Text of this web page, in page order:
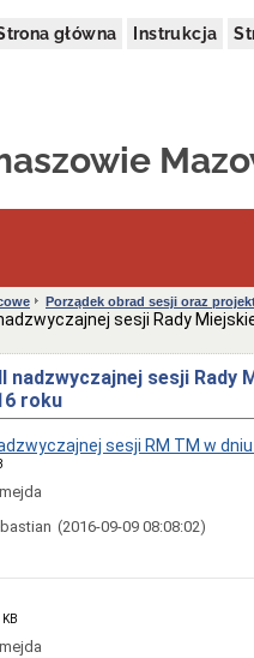
główna Instrukcja
Porządek obrad sesji oraz
sesji Rady
nadzwyczajnej sesji Rady
roku
sesji RM TM w
(2016-09-09 08:08:02)